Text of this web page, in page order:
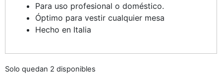
Para uso profesional o doméstico.
Óptimo para vestir cualquier mesa
Hecho en Italia
Solo quedan 2 disponibles